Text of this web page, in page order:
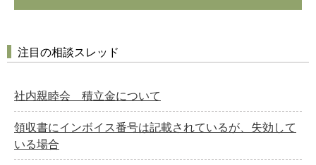
注目の相談スレッド
社内親睦会 積立金について
領収書にインボイス番号は記載されているが、失効して
いる場合